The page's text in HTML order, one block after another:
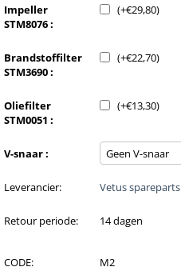
Impeller
STM8076 :
(+€29,80)
Brandstoffilter
STM3690 :
(+€22,70)
Oliefilter
STM0051 :
(+€13,30)
V-snaar :
Leverancier: Vetus spareparts
Retour periode: 14 dagen
CODE:
M2